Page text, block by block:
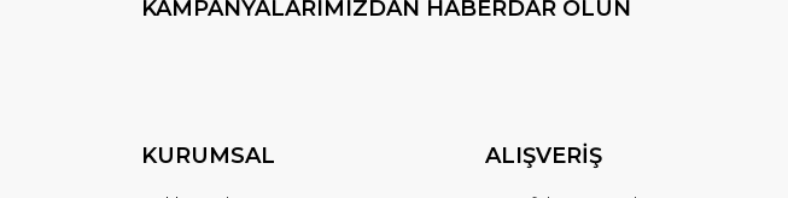
KAMPANYALARIMIZDAN HABERDAR OLUN
KURUMSAL ALIŞVERİŞ